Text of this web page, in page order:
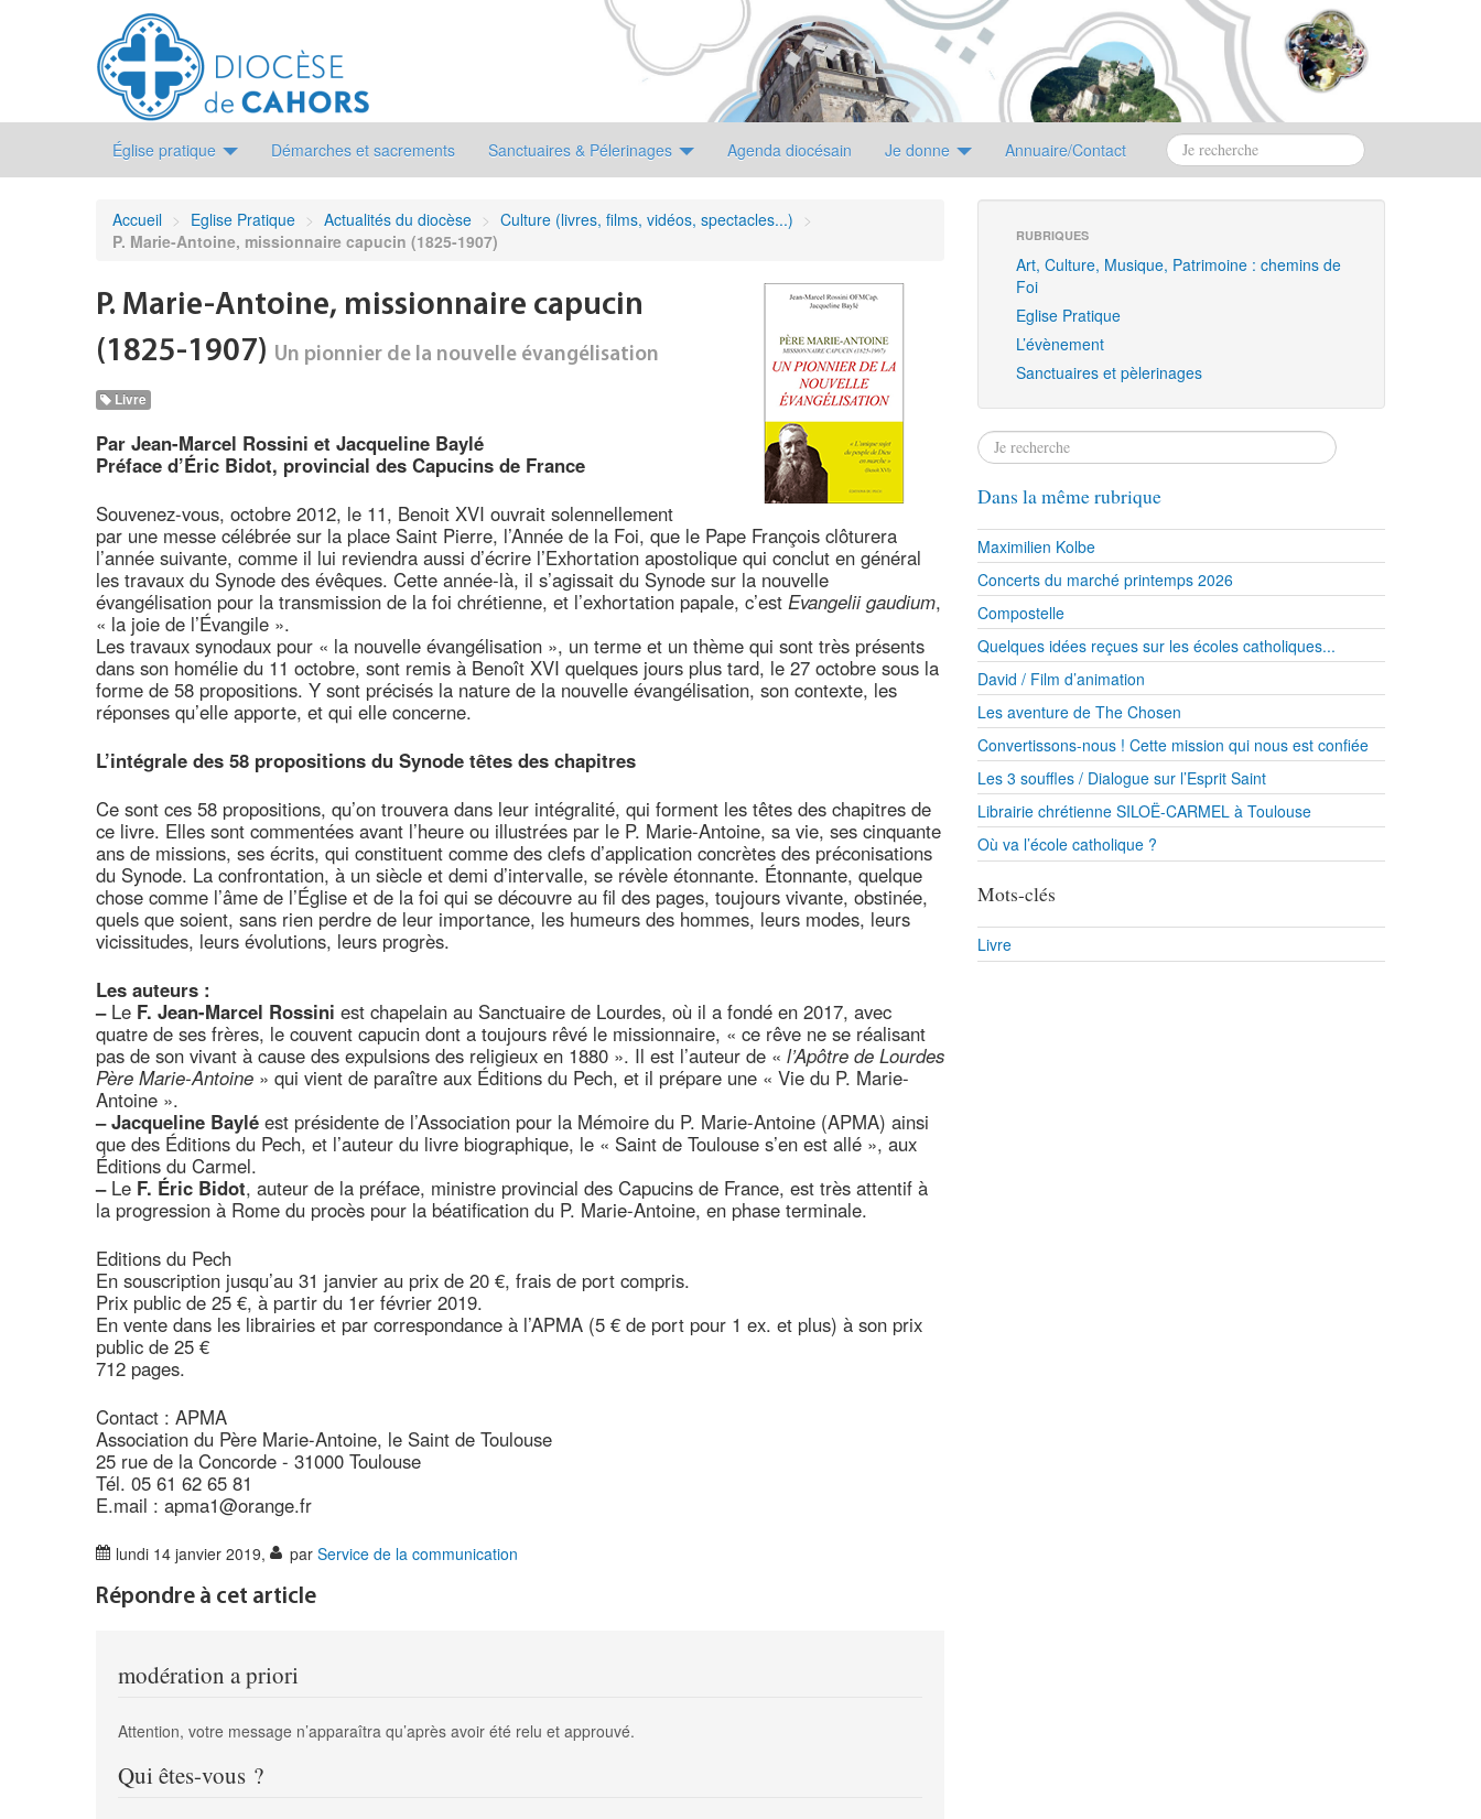
Église pratique Démarches et sacrements Sanctuaires & Pélerinages Agenda diocésain Je donne Annuaire/Contact
Accueil > Eglise Pratique > Actualités du diocèse > Culture (livres, films, vidéos, spectacles...) >
P. Marie-Antoine, missionnaire capucin (1825-1907)
P. Marie-Antoine, missionnaire capucin
(1825-1907) Un pionnier de la nouvelle évangélisation
Livre
Par Jean-Marcel Rossini et Jacqueline Baylé
Préface d’Éric Bidot, provincial des Capucins de France
Souvenez-vous, octobre 2012, le 11, Benoit XVI ouvrait solennellement
par une messe célébrée sur la place Saint Pierre, l’Année de la Foi, que le Pape François clôturera
l’année suivante, comme il lui reviendra aussi d’écrire l’Exhortation apostolique qui conclut en général
les travaux du Synode des évêques. Cette année-là, il s’agissait du Synode sur la nouvelle
évangélisation pour la transmission de la foi chrétienne, et l’exhortation papale, c’est Evangelii gaudium,
« la joie de l’Évangile ».
Les travaux synodaux pour « la nouvelle évangélisation », un terme et un thème qui sont très présents
dans son homélie du 11 octobre, sont remis à Benoît XVI quelques jours plus tard, le 27 octobre sous la
forme de 58 propositions. Y sont précisés la nature de la nouvelle évangélisation, son contexte, les
réponses qu’elle apporte, et qui elle concerne.
L’intégrale des 58 propositions du Synode têtes des chapitres
Ce sont ces 58 propositions, qu’on trouvera dans leur intégralité, qui forment les têtes des chapitres de
ce livre. Elles sont commentées avant l’heure ou illustrées par le P. Marie-Antoine, sa vie, ses cinquante
ans de missions, ses écrits, qui constituent comme des clefs d’application concrètes des préconisations
du Synode. La confrontation, à un siècle et demi d’intervalle, se révèle étonnante. Étonnante, quelque
chose comme l’âme de l’Église et de la foi qui se découvre au fil des pages, toujours vivante, obstinée,
quels que soient, sans rien perdre de leur importance, les humeurs des hommes, leurs modes, leurs
vicissitudes, leurs évolutions, leurs progrès.
Les auteurs :
–Le F. Jean-Marcel Rossini est chapelain au Sanctuaire de Lourdes, où il a fondé en 2017, avec
quatre de ses frères, le couvent capucin dont a toujours rêvé le missionnaire, « ce rêve ne se réalisant
pas de son vivant à cause des expulsions des religieux en 1880 ». Il est l’auteur de « l’Apôtre de Lourdes
Père Marie-Antoine » qui vient de paraître aux Éditions du Pech, et il prépare une « Vie du P. Marie-
Antoine ».
– Jacqueline Baylé est présidente de l’Association pour la Mémoire du P. Marie-Antoine (APMA) ainsi
que des Éditions du Pech, et l’auteur du livre biographique, le « Saint de Toulouse s’en est allé », aux
Éditions du Carmel.
–Le F. Éric Bidot, auteur de la préface, ministre provincial des Capucins de France, est très attentif à
la progression à Rome du procès pour la béatification du P. Marie-Antoine, en phase terminale.
Editions du Pech
En souscription jusqu’au 31 janvier au prix de 20 €, frais de port compris.
Prix public de 25 €, à partir du 1er février 2019.
En vente dans les librairies et par correspondance à l’APMA (5 € de port pour 1 ex. et plus) à son prix
public de 25 €
712 pages.
Contact : APMA
Association du Père Marie-Antoine, le Saint de Toulouse
25 rue de la Concorde - 31000 Toulouse
Tél. 05 61 62 65 81
E.mail : apma1@orange.fr
lundi 14 janvier 2019, par Service de la communication
Répondre à cet article
modération a priori
Attention, votre message n’apparaîtra qu’après avoir été relu et approuvé.
Qui êtes-vous ?
RUBRIQUES
Art, Culture, Musique, Patrimoine : chemins de
Foi
Eglise Pratique
L’évènement
Sanctuaires et pèlerinages
Dans la même rubrique
Maximilien Kolbe
Concerts du marché printemps 2026
Compostelle
Quelques idées reçues sur les écoles catholiques...
David / Film d’animation
Les aventure de The Chosen
Convertissons-nous ! Cette mission qui nous est confiée
Les 3 souffles / Dialogue sur l’Esprit Saint
Librairie chrétienne SILOË-CARMEL à Toulouse
Où va l’école catholique ?
Mots-clés
Livre